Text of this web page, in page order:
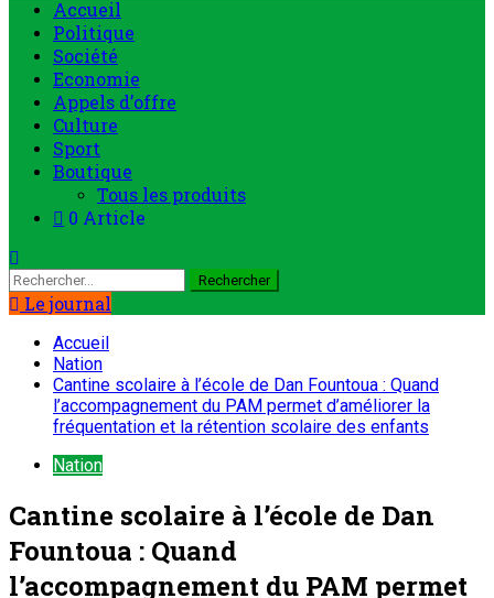
Menu
principal
Accueil
Politique
Société
Economie
Appels d’offre
Culture
Sport
Boutique
Tous les produits
0 Article
Rechercher :
Le journal
Accueil
Nation
Cantine scolaire à l’école de Dan Fountoua : Quand
l’accompagnement du PAM permet d’améliorer la
fréquentation et la rétention scolaire des enfants
Nation
Cantine scolaire à l’école de Dan
Fountoua : Quand
l’accompagnement du PAM permet